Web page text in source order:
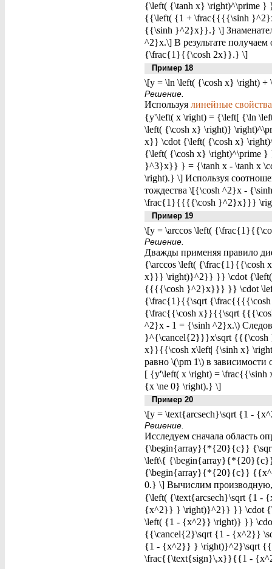
{\left( {\tanh x}
{{\left( {1 + \frac{{{{\sinh
{{\sinh }^2}x}}.} \]
^2}x.\] В результате
{\frac{1}{{\cosh 2x}}.} \]
Пример 18
\[y = \ln \left( {\cosh x} \right)
Решение.
Используя линейные
{y'\left( x \right) = {\left[ {\ln
\left( {\cosh x} \right)}
x}} \cdot {\left( {\cosh x}
{\left( {\cosh x}
}^3}x}} } = {\tanh x - \tanh x
\right).} \] Используя
тождества \[{\cosh ^2}x -
\frac{1}{{{{\cosh }^2}x}}}
Пример 19
\[y = \arccos \left(
Решение.
Дважды применяя правило
{\arccos \left(
x}}} \right)}^2}} }} \cdot
{{{{\cosh }^2}x}}} }} \cdot
{\frac{1}{{\sqrt
{\frac{{\cosh x}}{{\sqrt
^2}x - 1 = {\sinh ^2}x.\)
}^{\cancel{2}}}x\sqrt
x}}{{\cosh x\left| {\sinh x}
равно \(\pm 1\) в зависимости
[ {y'\left( x \right) =
{x \ne 0} \right).} \]
Пример 20
\[y = \text{arcsech}\sqrt {1 -
Решение.
Исследуем сначала область
{\begin{array}{*{20}{c}}
\left\{
{\begin{array}{*{20}{c}}
0.} \] Вычислим
{\left( {\text{arcsech}\sqrt {1
{x^2}} } \right)}^2}} }} \cdot
\left( {1 - {x^2}} \right)} }}
{{\cancel{2}\sqrt {1 - {x^2}}
{1 - {x^2}} } \right)}^2}\sqrt
\frac{{\text{sign}\,x}}{{1 -